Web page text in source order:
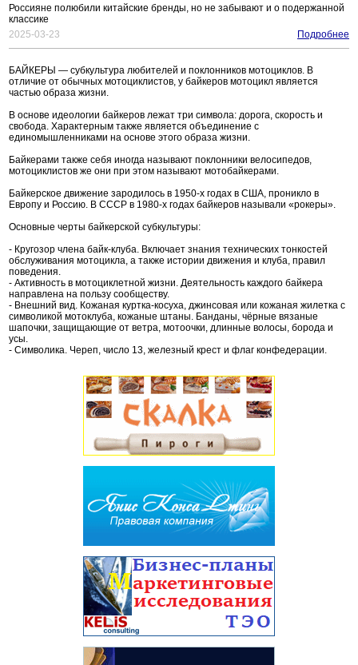
Россияне полюбили китайские бренды, но не забывают и о подержанной
классике
2025-03-23
Подробнее
БАЙКЕРЫ — субкультура любителей и поклонников мотоциклов. В
отличие от обычных мотоциклистов, у байкеров мотоцикл является
частью образа жизни.
В основе идеологии байкеров лежат три символа: дорога, скорость и
свобода. Характерным также является объединение с
единомышленниками на основе этого образа жизни.
Байкерами также себя иногда называют поклонники велосипедов,
мотоциклистов же они при этом называют мотобайкерами.
Байкерское движение зародилось в 1950-х годах в США, проникло в
Европу и Россию. В СССР в 1980-х годах байкеров называли «рокеры».
Основные черты байкерской субкультуры:
- Кругозор члена байк-клуба. Включает знания технических тонкостей
обслуживания мотоцикла, а также истории движения и клуба, правил
поведения.
- Активность в мотоциклетной жизни. Деятельность каждого байкера
направлена на пользу сообществу.
- Внешний вид. Кожаная куртка-косуха, джинсовая или кожаная жилетка с
символикой мотоклуба, кожаные штаны. Банданы, чёрные вязаные
шапочки, защищающие от ветра, мотоочки, длинные волосы, борода и
усы.
- Символика. Череп, число 13, железный крест и флаг конфедерации.